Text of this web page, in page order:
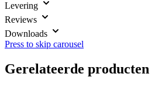
Levering
Reviews
Downloads
Press to skip carousel
Gerelateerde producten